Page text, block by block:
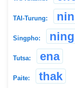
TAI-Turung:
Singpho:
Tutsa: ena
Paite: thak